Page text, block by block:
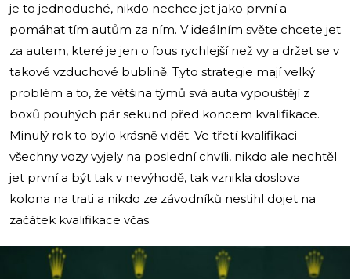
je to jednoduché, nikdo nechce jet jako první a
pomáhat tím autům za ním. V ideálním světe chcete jet
za autem, které je jen o fous rychlejší než vy a držet se v
takové vzduchové bublině. Tyto strategie mají velký
problém a to, že většina týmů svá auta vypouštějí z
boxů pouhých pár sekund před koncem kvalifikace.
Minulý rok to bylo krásně vidět. Ve třetí kvalifikaci
všechny vozy vyjely na poslední chvíli, nikdo ale nechtěl
jet první a být tak v nevýhodě, tak vznikla doslova
kolona na trati a nikdo ze závodníků nestihl dojet na
začátek kvalifikace včas.